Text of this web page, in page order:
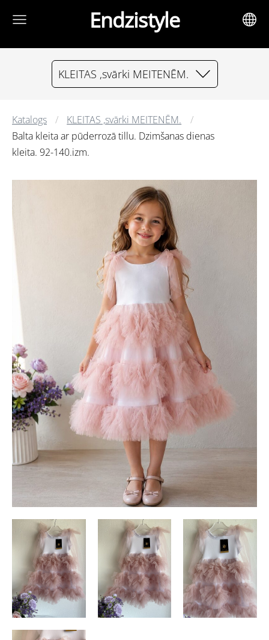
Endzistyle
KLEITAS ,svārki MEITENĒM.
Katalogs
KLEITAS ,svārki MEITENĒM.
Balta kleita ar pūderrozā tillu. Dzimšanas dienas
kleita. 92-140.izm.